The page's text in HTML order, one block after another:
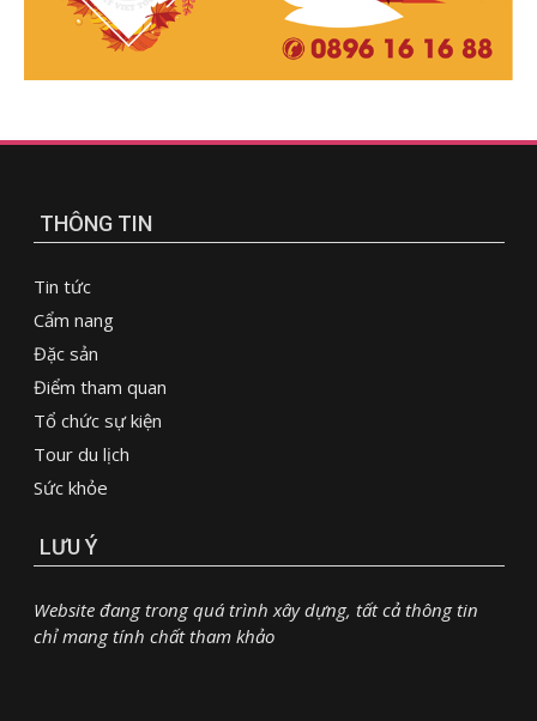
THÔNG TIN
Tin tức
Cẩm nang
Đặc sản
Điểm tham quan
Tổ chức sự kiện
Tour du lịch
Sức khỏe
LƯU Ý
Website đang trong quá trình xây dựng, tất cả thông tin
chỉ mang tính chất tham khảo